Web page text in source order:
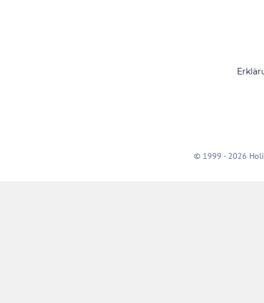
© 1999 - 2026